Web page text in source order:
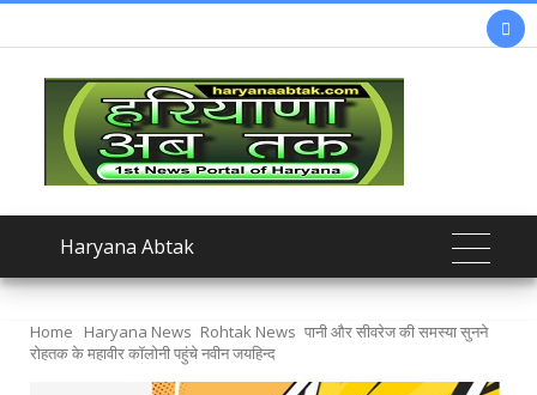

Haryana Abtak
Home Haryana News Rohtak News पानी और सीवरेज की समस्या सुनने
रोहतक के महावीर कॉलोनी पहुंचे नवीन जयहिन्द